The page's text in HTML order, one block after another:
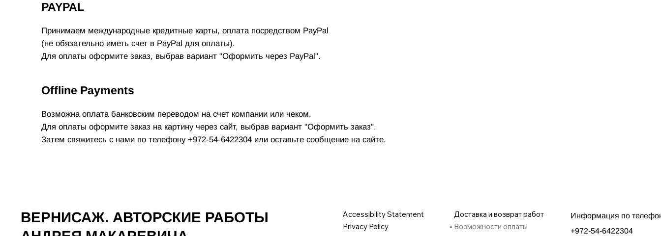
PAYPAL
Принимаем международные кредитные карты, оплата посредством PayPal
(не обязательно иметь счет в PayPal для оплаты).
Для оплаты оформите заказ, выбрав вариант "Оформить через PayPal".
Offline Payments
Возможна оплата банковским переводом на счет компании или чеком.
Для оплаты оформите заказ на картину через сайт, выбрав вариант "Оформить заказ".
Затем свяжитесь с нами по телефону +972-54-6422304 или оставьте сообщение на сайте.
ВЕРНИСАЖ. АВТОРСКИЕ РАБОТЫ
Accessibility Statement
Privacy Policy
Доставка и возврат работ
Возможности оплаты
Информация по
+972-54-6422304